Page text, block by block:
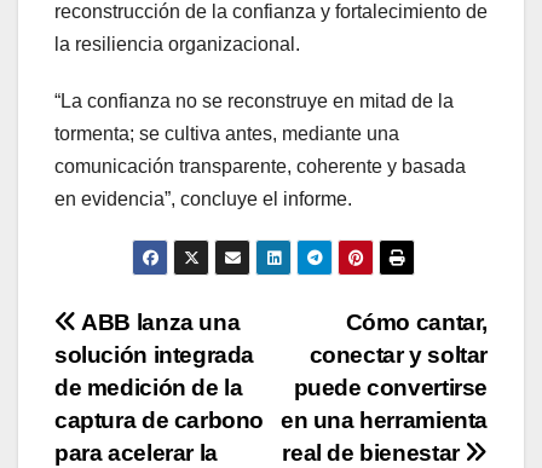
reconstrucción de la confianza y fortalecimiento de
la resiliencia organizacional.
“La confianza no se reconstruye en mitad de la
tormenta; se cultiva antes, mediante una
comunicación transparente, coherente y basada
en evidencia”, concluye el informe.
Navegación
de
entradas
Cómo cantar,
conectar y soltar
puede convertirse
en una herramienta
real de bienestar
ABB lanza una
solución integrada
de medición de la
captura de carbono
para acelerar la